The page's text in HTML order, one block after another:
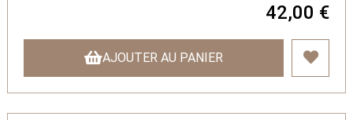
42,00 €
AJOUTER AU PANIER